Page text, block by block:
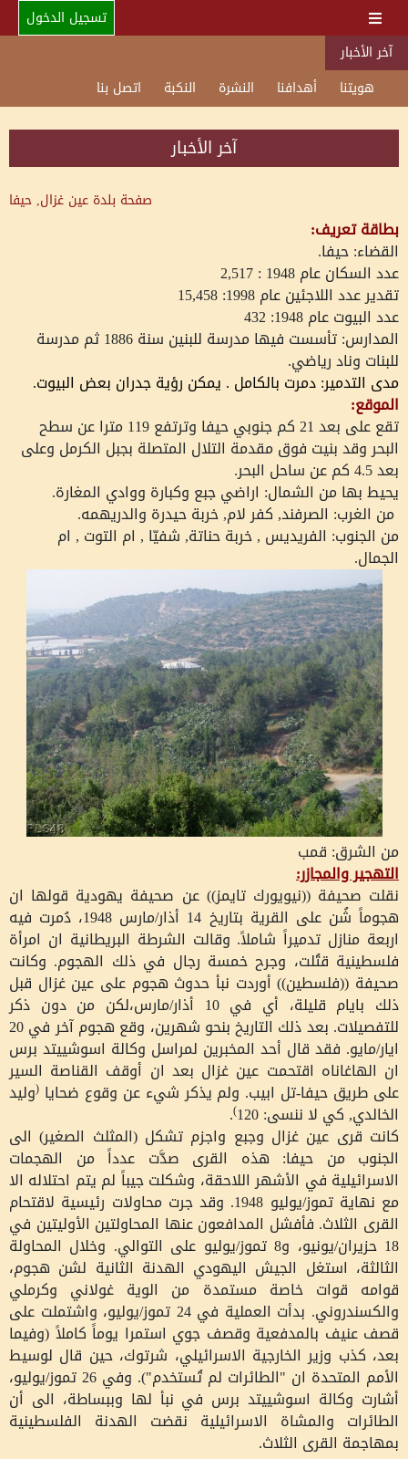
تسجيل الدخول
آخر الأخبار
هويتنا
أهدافنا النشرة النكبة اتصل بنا
آخر الأخبار
صفحة بلدة عين غزال, حيفا
بطاقة تعريف:
القضاء: حيفا.
عدد السكان عام 1948 : 2,517
تقدير عدد اللاجئين عام 1998: 15,458
عدد البيوت عام 1948: 432
المدارس: تأسست فيها مدرسة للبنين سنة 1886 ثم مدرسة
للبنات وناد رياضي.
مدى التدمير: دمرت بالكامل . يمكن رؤية جدران بعض البيوت.
الموقع:
تقع على بعد 21 كم جنوبي حيفا وترتفع 119 مترا عن سطح
البحر وقد بنيت فوق مقدمة التلال المتصلة بجبل الكرمل وعلى
بعد 4.5 كم عن ساحل البحر.
يحيط بها من الشمال: اراضي جبع وكبارة ووادي المغارة.
من الغرب: الصرفند, كفر لام, خربة حيدرة والدريهمه.
من الجنوب: الفريديس , خربة حناتة, شفيّا , ام التوت , ام
الجمال.
من الشرق: قمب
التهجير والمجازر:
نقلت صحيفة ((نيويورك تايمز)) عن صحيفة يهودية قولها ان
هجوماً شُن على القرية بتاريخ 14 أذار/مارس 1948، دُمرت فيه
اربعة منازل تدميراً شاملاً. وقالت الشرطة البريطانية ان امرأة
فلسطينية قتُلت، وجرح خمسة رجال في ذلك الهجوم. وكانت
صحيفة ((فلسطين)) أوردت نبأ حدوث هجوم على عين غزال قبل
ذلك بايام قليلة، أي في 10 أذار/مارس،لكن من دون ذكر
للتفصيلات. بعد ذلك التاريخ بنحو شهرين، وقع هجوم آخر في 20
ايار/مايو. فقد قال أحد المخبرين لمراسل وكالة اسوشييتد برس
ان الهاغاناه اقتحمت عين غزال بعد ان أوقف القناصة السير
على طريق حيفا-تل ابيب. ولم يذكر شيء عن وقوع ضحايا (وليد
الخالدي, كي لا ننسى: 120 )
.
كانت قرى عين غزال وجبع واجزم تشكل (المثلث الصغير) الى
الجنوب من حيفا: هذه القرى صدَّت عدداً من الهجمات
الاسرائيلية في الأشهر اللاحقة، وشكلت جيباً لم يتم احتلاله الا
مع نهاية تموز/يوليو 1948. وقد جرت محاولات رئيسية لاقتحام
القرى الثلاث. فأفشل المدافعون عنها المحاولتين الأوليتين في
18 حزيران/يونيو، و8 تموز/يوليو على التوالي. وخلال المحاولة
الثالثة، استغل الجيش اليهودي الهدنة الثانية لشن هجوم،
قوامه قوات خاصة مستمدة من الوية غولاني وكرملي
والكسندروني. بدأت العملية في 24 تموز/يوليو، واشتملت على
قصف عنيف بالمدفعية وقصف جوي استمرا يوماً كاملاً (وفيما
بعد، كذب وزير الخارجية الاسرائيلي، شرتوك، حين قال لوسيط
الأمم المتحدة ان "الطائرات لم تُستخدم"). وفي 26 تموز/يوليو،
أشارت وكالة اسوشييتد برس في نبأ لها وببساطة، الى أن
الطائرات والمشاة الاسرائيلية نقضت الهدنة الفلسطينية
بمهاجمة القرى الثلاث.